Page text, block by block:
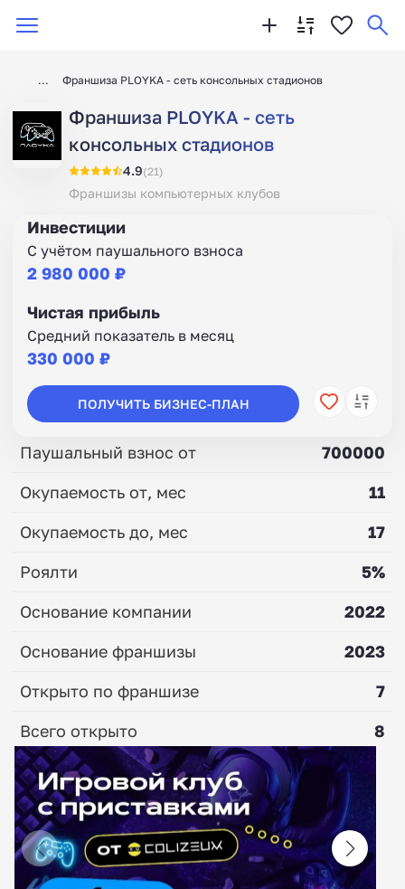
Франшиза PLOYKA - сеть консольных стадионов
Франшиза PLOYKA - сеть
консольных стадионов
4.9(21)
Франшизы компьютерных клубов
Инвестиции
С учётом паушального взноса
2 980 000 ₽
Чистая прибыль
Средний показатель в месяц
330 000 ₽
ПОЛУЧИТЬ БИЗНЕС-ПЛАН
Паушальный взнос от
700000
Окупаемость от, мес
11
Окупаемость до, мес
17
Роялти
5%
Основание компании
2022
Основание франшизы
2023
Открыто по франшизе
7
Всего открыто
8